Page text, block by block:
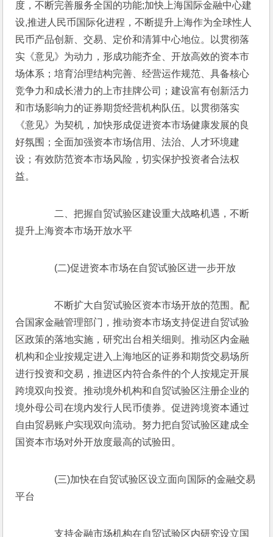
度，不断完善服务全国的功能;加快上海国际金融中心建
设,推进人民币国际化进程，不断提升上海作为全球性人
民币产品创新、交易、定价和清算中心地位。以贯彻落
实《意见》为动力，形成功能齐全、开放高效的资本市
场体系；培育治理结构完善、经营运作规范、具备核心
竞争力和成长潜力的上市挂牌公司；建设富有创新活力
和市场影响力的证券期货经营机构队伍。以贯彻落实
《意见》为契机，加快形成促进资本市场健康发展的良
好氛围；全面加强资本市场信用、法治、人才环境建
设；有效防范资本市场风险，切实保护投资者合法权
益。
二、把握自贸试验区建设重大战略机遇，不断
提升上海资本市场开放水平
(二)促进资本市场在自贸试验区进一步开放
不断扩大自贸试验区资本市场开放的范围。配
合国家金融管理部门，推动资本市场支持促进自贸试验
区政策的落地实施，研究出台相关细则。推动区内金融
机构和企业按规定进入上海地区的证券和期货交易场所
进行投资和交易，推进区内符合条件的个人按规定开展
跨境双向投资。推动境外机构和自贸试验区注册企业的
境外母公司在境内发行人民币债券。促进跨境资本通过
自由贸易账户实现双向流动。努力把自贸试验区建成全
国资本市场对外开放度最高的试验田。
(三)加快在自贸试验区设立面向国际的金融交易
平台
支持金融市场机构在自贸试验区内研究设立国